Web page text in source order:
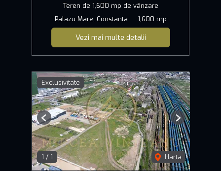
Teren de 1,600 mp de vânzare
Palazu Mare, Constanta
1,600 mp
Vezi mai multe detalii
Exclusivitate
1 / 1 Harta
Previous Next